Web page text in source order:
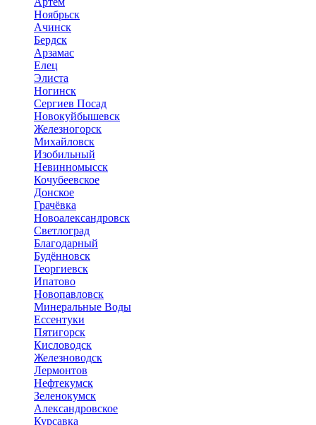
Ноябрьск
Ачинск
Бердск
Арзамас
Елец
Элиста
Ногинск
Сергиев Посад
Новокуйбышевск
Железногорск
Михайловск
Изобильный
Невинномысск
Кочубеевское
Донское
Грачёвка
Новоалександровск
Светлоград
Благодарный
Будённовск
Георгиевск
Ипатово
Новопавловск
Минеральные Воды
Ессентуки
Пятигорск
Кисловодск
Железноводск
Лермонтов
Нефтекумск
Зеленокумск
Александровское
Курсавка